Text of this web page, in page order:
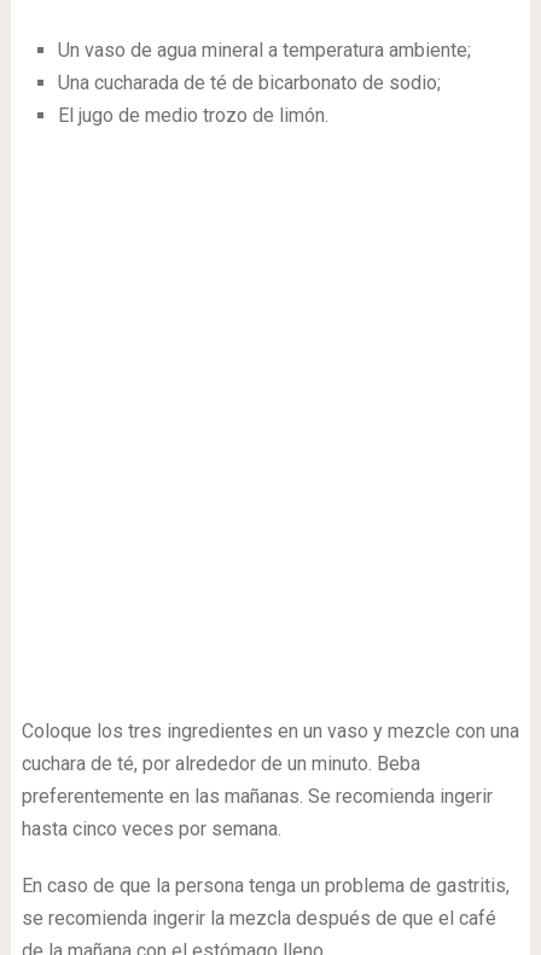
Un vaso de agua mineral a temperatura ambiente;
Una cucharada de té de bicarbonato de sodio;
El jugo de medio trozo de limón.
Coloque los tres ingredientes en un vaso y mezcle con una
cuchara de té, por alrededor de un minuto. Beba
preferentemente en las mañanas. Se recomienda ingerir
hasta cinco veces por semana.
En caso de que la persona tenga un problema de gastritis,
se recomienda ingerir la mezcla después de que el café